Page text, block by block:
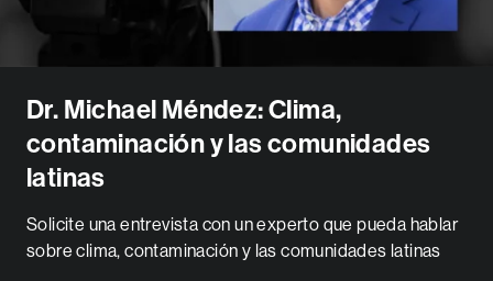
Dr. Michael Méndez: Clima,
contaminación y las comunidades
latinas
Solicite una entrevista con un experto que pueda hablar
sobre clima, contaminación y las comunidades latinas